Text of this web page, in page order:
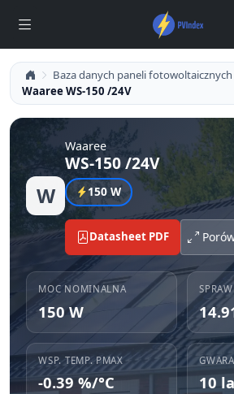
Baza danych paneli fotowoltaicznych
Waaree WS-150 /24V
W
Waaree
WS-150 /24V
150 W
Datasheet PDF
MOC NOMINALNA
150 W
WSP. TEMP. PMAX
-0.39 %/°C 10